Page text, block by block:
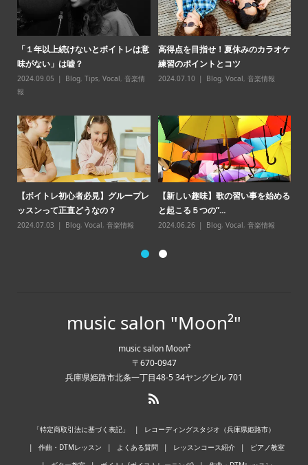
「１年以上続けないとボイトレは意
味がない」は嘘？
2024.09.05 Blog, Tips, Vocal, 音楽情
報
高得点を目指せ！夏休みのカラオケ
練習のポイントとコツ
2024.07.10 Blog, Vocal, 音楽情報
【ボイトレ初心者必見】グループレ
ッスンって正直どうなの？
2024.07.03 Blog, Vocal, 音楽情報
【新しい趣味】歌の習い事を始める
と起こる５つの”...
2024.06.26 Blog, Vocal, 音楽情報
music salon "Moon²"
music salon Moon²
〒670-0947
兵庫県姫路市北条一丁目48-5 34ヤングビル 701
「特定商取引法に基づく表記」
レコーディングスタジオ（兵庫県姫路市）
作曲・DTMレッスン
よくある質問 レッスンコース紹介
ピアノ教室